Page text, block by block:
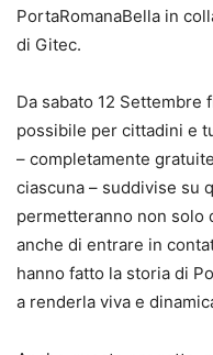
PortaRomanaBella in
di Gitec.
Da sabato 12 Settembre
possibile per cittadini e
– completamente
ciascuna – suddivise su
permetteranno non
anche di entrare in
hanno fatto la storia di
a renderla viva e